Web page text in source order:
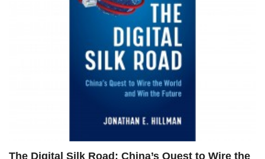
The Digital Silk Road: China’s Quest to Wire the